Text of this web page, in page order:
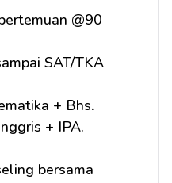
@90
SAT/TKA
+ Bhs.
+ IPA.
bersama